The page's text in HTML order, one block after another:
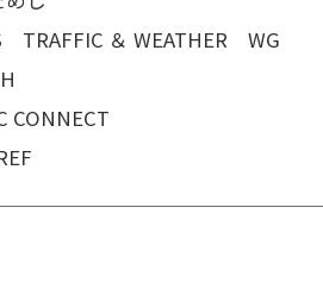
TRAFFIC ＆ WEATHER WG
CONNECT